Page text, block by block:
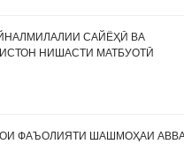
САЙЁҲӢ ВА
НИШАСТИ МАТБУОТӢ
ФАЪОЛИЯТИ ШАШМОҲАИ